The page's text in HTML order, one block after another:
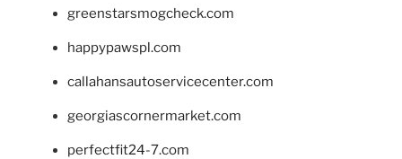
greenstarsmogcheck.com
happypawspl.com
callahansautoservicecenter.com
georgiascornermarket.com
perfectfit24-7.com